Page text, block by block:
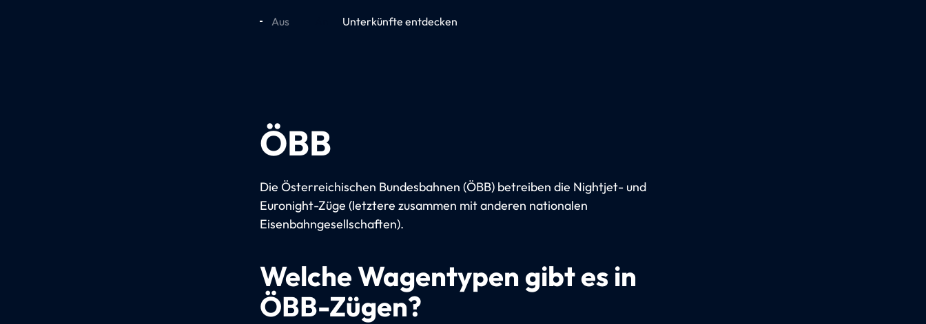
Aus Unterkünfte entdecken
ÖBB
Die Österreichischen Bundesbahnen (ÖBB) betreiben die Nightjet- und
Euronight-Züge (letztere zusammen mit anderen nationalen
Eisenbahngesellschaften).
Welche Wagentypen gibt es in
ÖBB-Zügen?